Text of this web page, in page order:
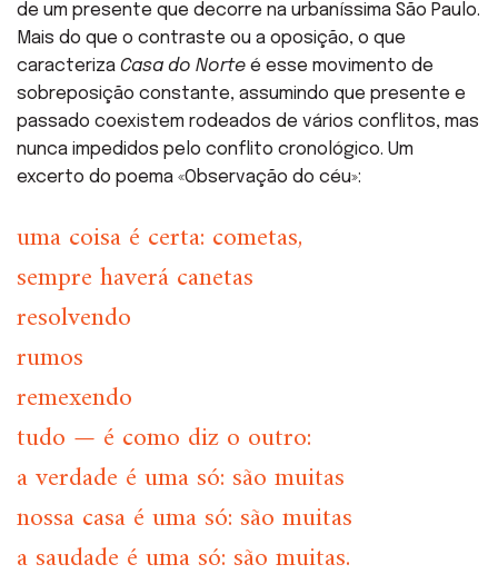
de um presente que decorre na urbaníssima São Paulo.
Mais do que o contraste ou a oposição, o que
caracteriza Casa do Norte é esse movimento de
sobreposição constante, assumindo que presente e
passado coexistem rodeados de vários conflitos, mas
nunca impedidos pelo conflito cronológico. Um
excerto do poema «Observação do céu»:
uma coisa é certa: cometas,
sempre haverá canetas
resolvendo
rumos
remexendo
tudo — é como diz o outro:
a verdade é uma só: são muitas
nossa casa é uma só: são muitas
a saudade é uma só: são muitas.